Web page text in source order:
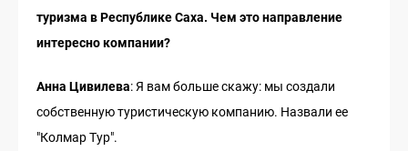
туризма в Республике Саха. Чем это направление
интересно компании?
Анна Цивилева: Я вам больше скажу: мы создали
собственную туристическую компанию. Назвали ее
"Колмар Тур".